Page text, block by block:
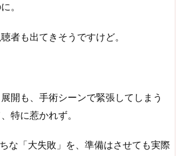
。
者も出てきそうですけど。
開も、手術シーンで緊張してしまう
特に惹かれず。
な「大失敗」を、準備はさせても実際